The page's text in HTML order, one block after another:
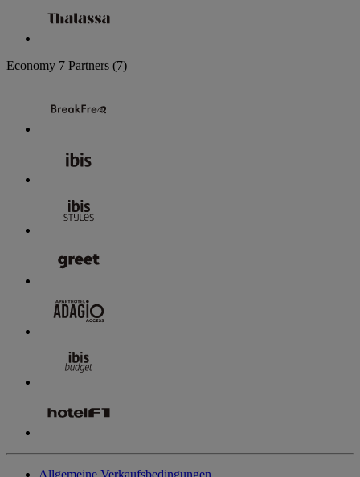
Economy 7 Partners (7)
Allgemeine Verkaufsbedingungen